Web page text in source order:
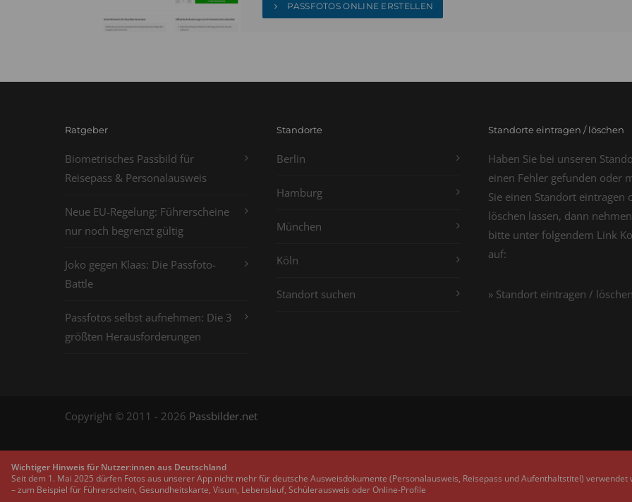
PASSFOTOS ONLINE ERSTELLEN
Ratgeber
Biometrisches Passbild für
Reisepass & Personalausweis
Neue EU-Regelung: Führerscheine
nur noch begrenzt gültig
Joko gegen Klaas: Die Passfoto-
Battle
Passfotos selbst aufnehmen: Die 3
größten Herausforderungen
Standorte
Berlin
Hamburg
München
Köln
Standort suchen
Standorte eintragen / löschen
Haben Sie bei unseren
einen Fehler gefunden oder
Sie einen Standort eintragen
löschen lassen, dann
bitte unter folgendem Link
auf:
» Standort eintragen / löschen
Copyright © 2011 - 2026 Passbilder.net
Wichtiger Hinweis für Nutzer:innen aus Deutschland
Seit dem 1. Mai 2025 dürfen Fotos aus unserer App nicht mehr für deutsche Ausweisdokumente (Personalausweis, Reisepass und Aufenthaltstitel)
– zum Beispiel für Führerschein, Gesundheitskarte, Visum, Lebenslauf, Schülerausweis oder Online-Profile